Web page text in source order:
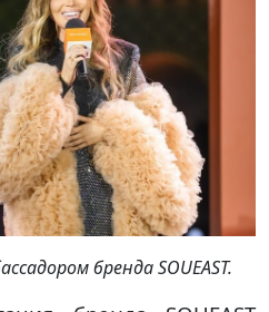
бренда SOUEAST.